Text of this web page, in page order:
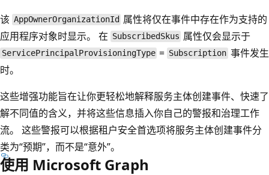
该 AppOwnerOrganizationId 属性将仅在事件中存在作为支持的
应用程序对象时显示。 在 SubscribedSkus 属性仅会显示于
ServicePrincipalProvisioningType = Subscription 事件发生
时。
这些增强功能旨在让你更轻松地解释服务主体创建事件、快速了
解不同值的含义，并将这些信息插入你自己的警报和治理工作
流。 这些警报可以根据租户安全首选项将服务主体创建事件分
类为“预期”，而不是“意外”。
使用 Microsoft Graph